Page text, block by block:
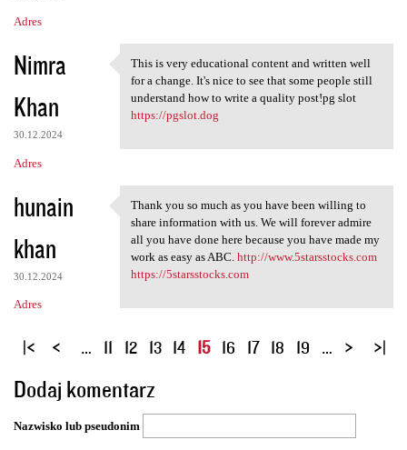
Adres
Nimra
Khan
30.12.2024
Adres
This is very educational
This is very educational content and written well
for a change. It's nice to see that some people still
understand how to write a quality post!pg slot
https://pgslot.dog
hunain
khan
30.12.2024
Adres
Thank you so much as you have
Thank you so much as you have been willing to
share information with us. We will forever admire
all you have done here because you have made my
work as easy as ABC. http://www.5starsstocks.com
https://5starsstocks.com
S
r
o
… 11 12 13 14 15 16 17 18 19 …
Dodaj komentarz
Nazwisko lub pseudonim